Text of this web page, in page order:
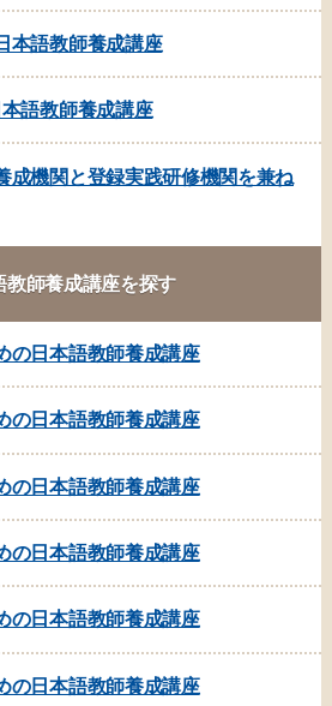
本語教師養成講座
語教師養成講座
成機関と登録実践研修機関を兼ね
教師養成講座を探す
の日本語教師養成講座
の日本語教師養成講座
の日本語教師養成講座
の日本語教師養成講座
の日本語教師養成講座
の日本語教師養成講座